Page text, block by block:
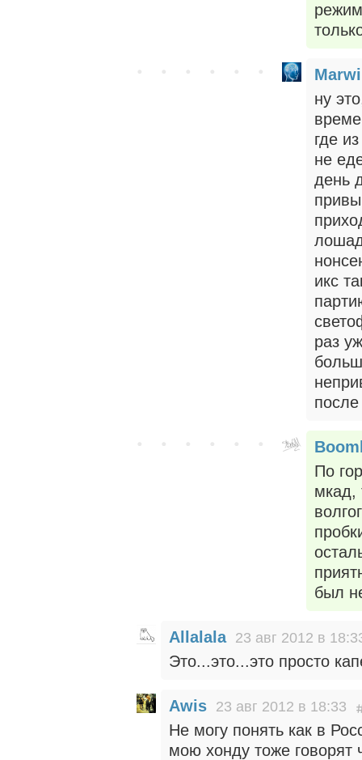
ну
где
не
день
икс
раз
По
мкад,
был
Allalala 23 авг 2012 в
Это...это...это просто
Awis 23 авг 2012 в 18:33
Не могу понять как в
мою хонду тоже